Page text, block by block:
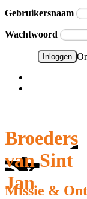
Gebruikersnaam
Wachtwoord
Broeders
van Sint
Jan
Missie &